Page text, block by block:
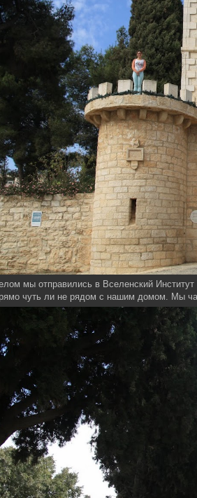
мы отправились в Вселенский
чуть ли не рядом с нашим домом. Мы